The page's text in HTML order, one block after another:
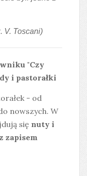
V. Toscani)
"Czy
i pastorałki
- od
nowszych. W
się nuty i
zapisem